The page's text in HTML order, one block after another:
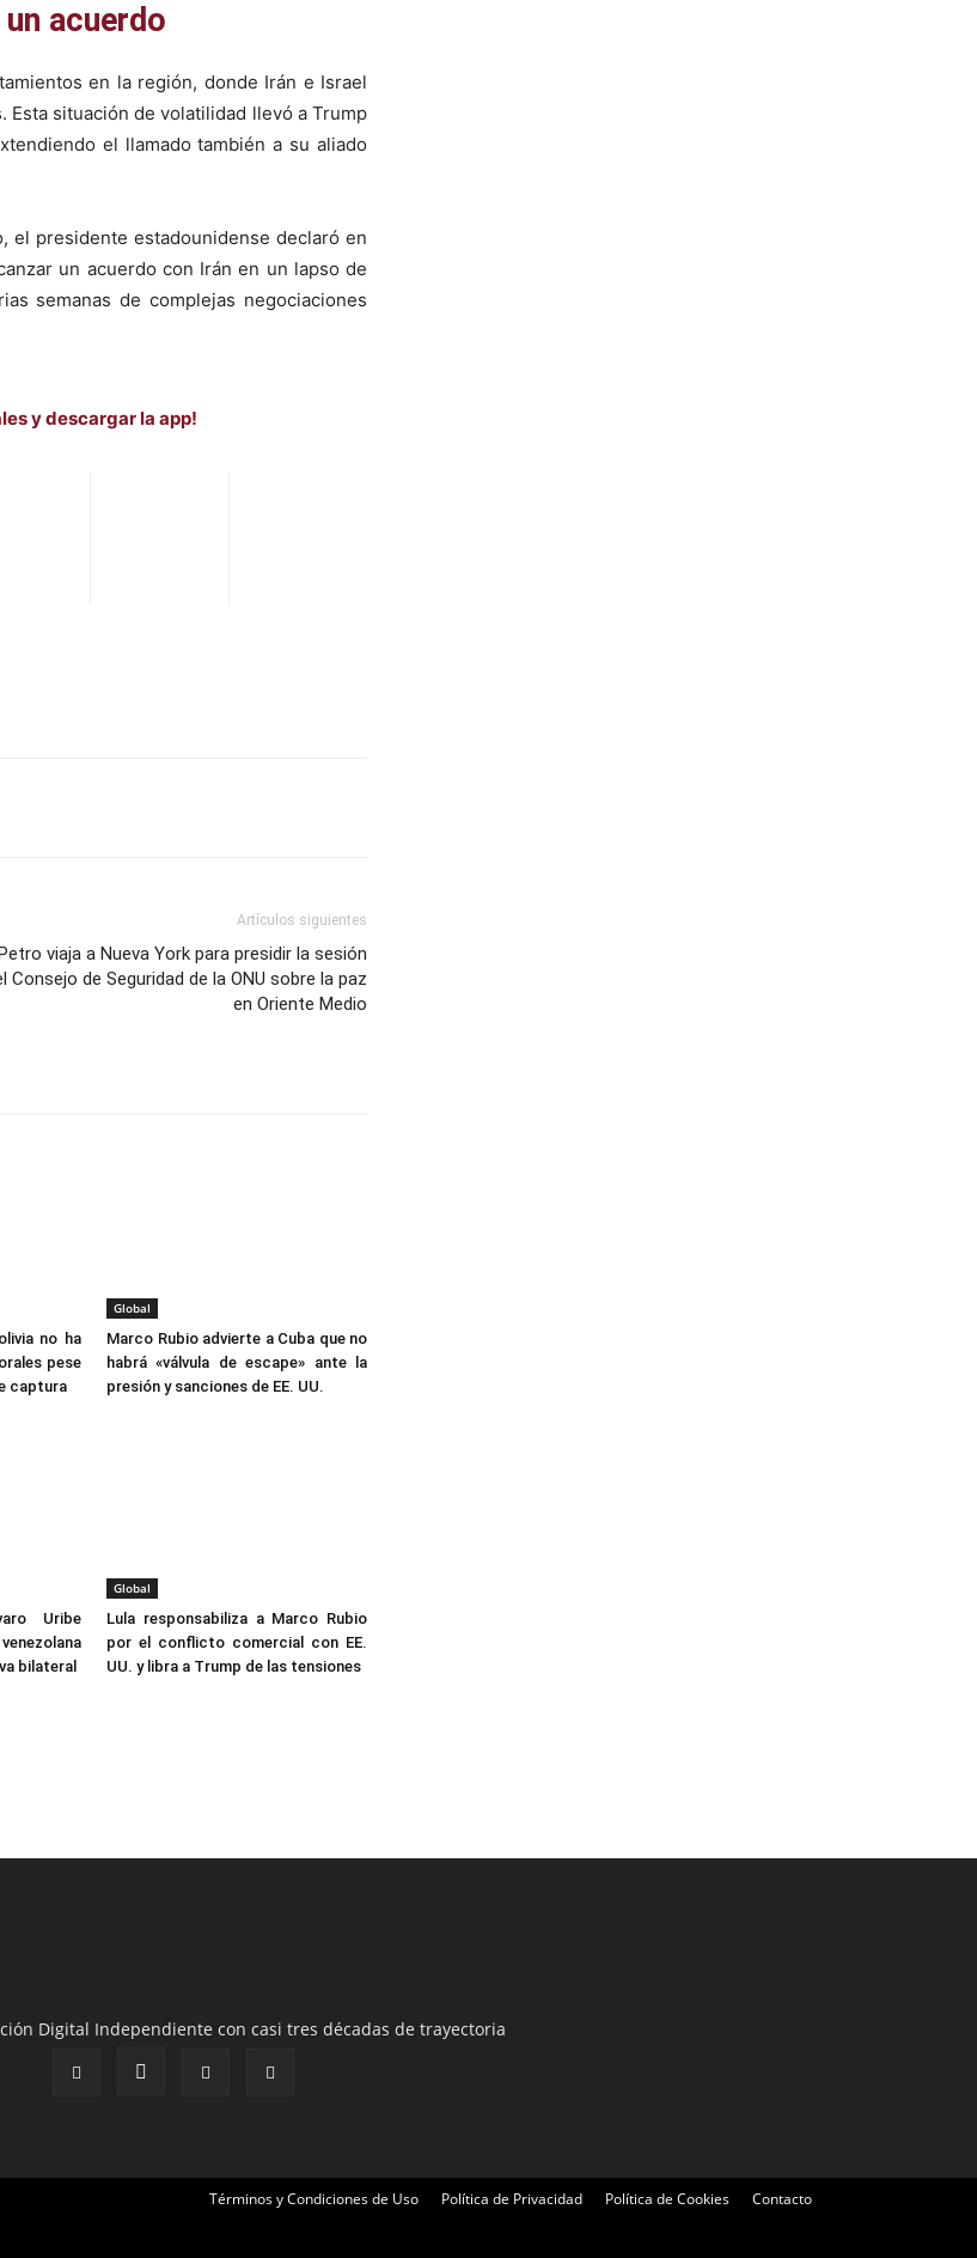
acuerdo
en la región, donde Irán e Israel
situación de volatilidad llevó a Trump
el llamado también a su aliado
el presidente estadounidense declaró en
un acuerdo con Irán en un lapso de
semanas de complejas negociaciones
y descargar la app!
Artículos siguientes
Petro viaja a Nueva York para presidir la sesión
Consejo de Seguridad de la ONU sobre la paz
en Oriente Medio
no ha
pese
captura
Global
Marco Rubio advierte a Cuba que no
habrá «válvula de escape» ante la
presión y sanciones de EE. UU.
Uribe
bilateral
Global
Lula responsabiliza a Marco Rubio
por el conflicto comercial con EE.
UU. y libra a Trump de las tensiones
Digital Independiente con casi tres décadas de trayectoria
Términos y Condiciones de Uso Política de Privacidad Política de Cookies Contacto